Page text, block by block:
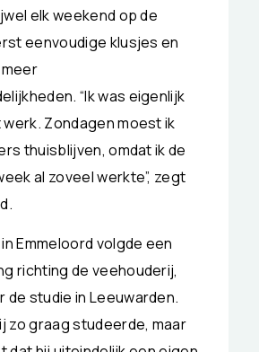
elk weekend op de
eenvoudige klusjes en
“Ik was eigenlijk
Zondagen moest ik
thuisblijven, omdat ik de
al zoveel werkte”, zegt
Emmeloord volgde een
richting de veehouderij,
de studie in Leeuwarden.
zo graag studeerde, maar